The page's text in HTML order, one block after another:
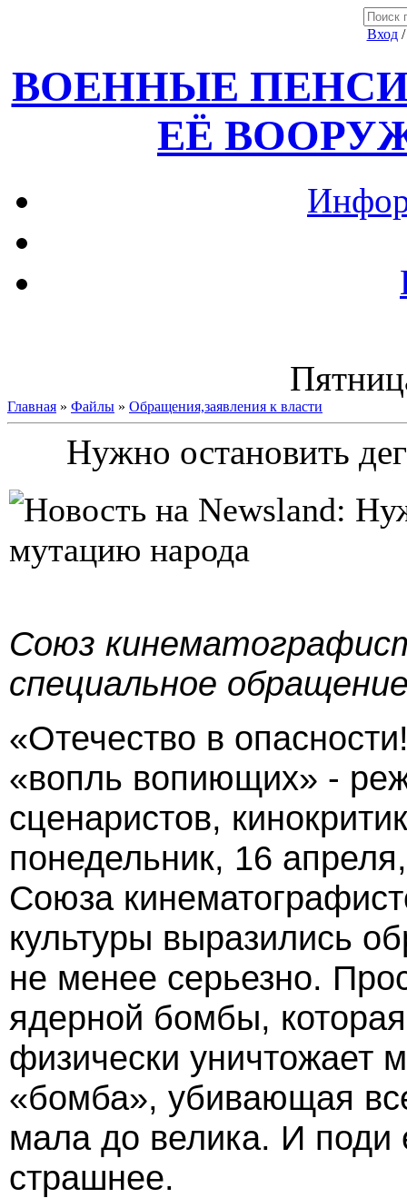
Вход
ВОЕННЫЕ
ЕЁ
Главная » Файлы » Обращения,заявления к власти
Нужно остановить
Союз
специальное
«Отечество в
«вопль вопиющих» -
сценаристов,
понедельник, 16
Союза
культуры выразились
не менее серьезно.
ядерной бомбы,
физически уничтожает
«бомба», убивающая
мала до велика. И поди
страшнее.